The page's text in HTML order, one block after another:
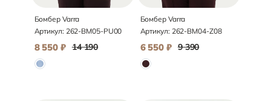
Бомбер Varra
Артикул: 262-BM05-PU00
8 550 ₽ 14 190
Бомбер Varra
Артикул: 262-BM04-Z08
6 550 ₽ 9 390